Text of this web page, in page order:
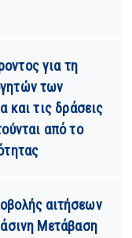
για τη
των
και τις δράσεις
από το
αιτήσεων
Μετάβαση